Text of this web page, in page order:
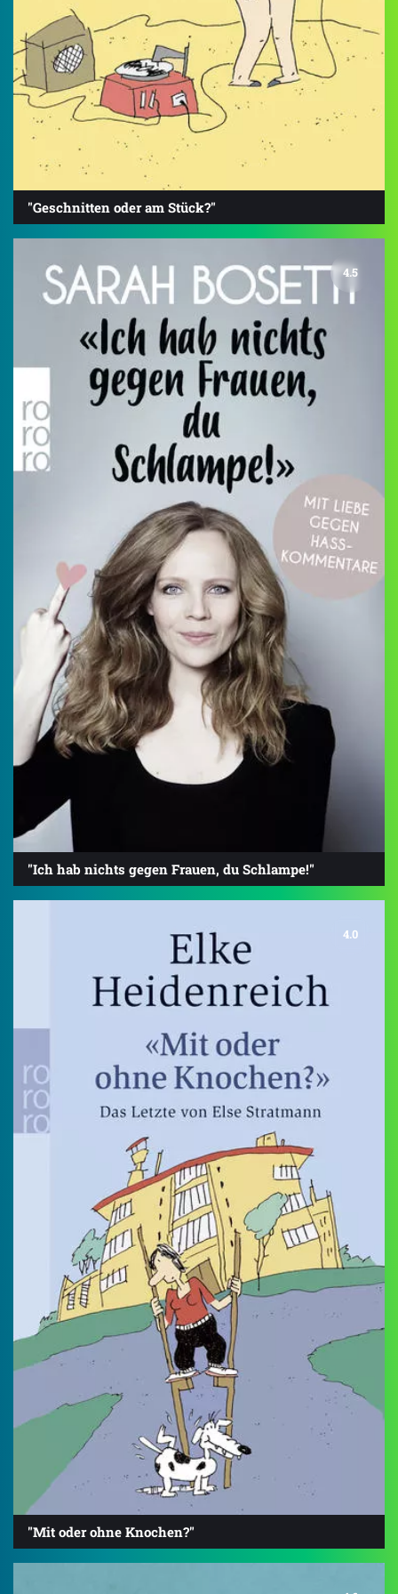
"Geschnitten oder am Stück?"
4.5
"Ich hab nichts gegen Frauen, du Schlampe!"
4.0
"Mit oder ohne Knochen?"